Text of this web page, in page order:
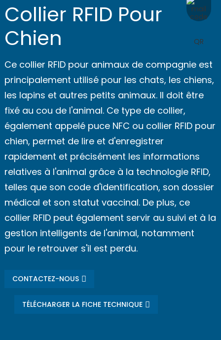
Collier RFID Pour
Chien
Ce collier RFID pour animaux de compagnie est
principalement utilisé pour les chats, les chiens,
les lapins et autres petits animaux. Il doit être
fixé au cou de l'animal. Ce type de collier,
également appelé puce NFC ou collier RFID pour
chien, permet de lire et d'enregistrer
rapidement et précisément les informations
relatives à l'animal grâce à la technologie RFID,
telles que son code d'identification, son dossier
médical et son statut vaccinal. De plus, ce
collier RFID peut également servir au suivi et à la
gestion intelligents de l'animal, notamment
pour le retrouver s'il est perdu.
CONTACTEZ-NOUS
TÉLÉCHARGER LA FICHE TECHNIQUE